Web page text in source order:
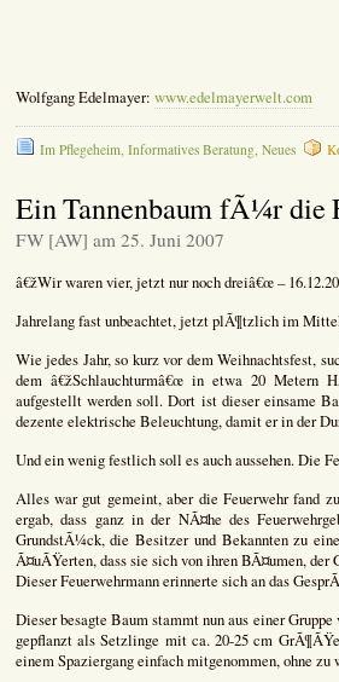
Wolfgang Edelmayer: www.edelmayerwelt.com
Im Pflegeheim, Informatives Beratung, Neues
Ein Tannenbaum fÃ¼r die
FW [AW] am 25. Juni 2007
â€žWir waren vier, jetzt nur noch dreiâ€œ –
Jahrelang fast unbeachtet, jetzt plÃ¶tzlich im
Wie jedes Jahr, so kurz vor dem Weihnachtsfest,
dem â€žSchlauchturmâ€œ in etwa 20 Metern
aufgestellt werden soll. Dort ist dieser einsame
dezente elektrische Beleuchtung, damit er in der
Und ein wenig festlich soll es auch aussehen. Die
Alles war gut gemeint, aber die Feuerwehr fand
ergab, dass ganz in der NÃ¤he des
GrundstÃ¼ck, die Besitzer und Bekannten zu
Ã¤uÃŸerten, dass sie sich von ihren BÃ¤umen,
Dieser Feuerwehrmann erinnerte sich an das
Dieser besagte Baum stammt nun aus einer
gepflanzt als Setzlinge mit ca. 20-25 cm
einem Spaziergang einfach mitgenommen, ohne zu